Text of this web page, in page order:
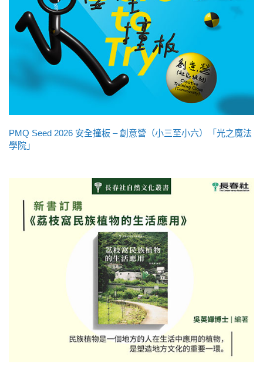
PMQ Seed 2026 安全撞板 – 創意營（小三至小六）「光之魔法
學院」